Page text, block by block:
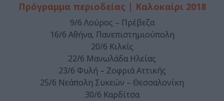
Πρόγραμμα περιοδείας | Καλοκαίρι 2018
9/6 Λούρος – Πρέβεζα
16/6 Αθήνα, Πανεπιστημιούπολη
20/6 Κιλκίς
22/6 Μανωλάδα Ηλείας
23/6 Φυλή – Ζοφριά Αττικής
25/6 Νεάπολη Συκεών – Θεσσαλονίκη
30/6 Καρδίτσα